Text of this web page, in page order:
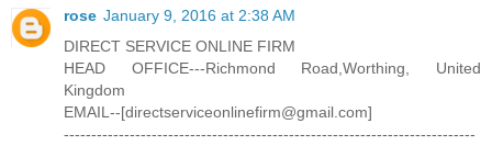
rose January 9, 2016 at 2:38 AM
DIRECT SERVICE ONLINE FIRM
HEAD OFFICE---Richmond Road,Worthing, United
Kingdom
EMAIL--[directserviceonlinefirm@gmail.com]
---------------------------------------------------------------------------